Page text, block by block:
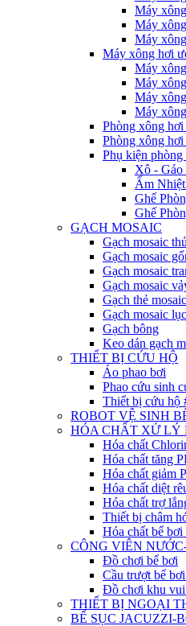
Máy
Máy
Máy
Máy xông hơi
Máy
Máy
Máy
Máy
Phòng xông
Phòng xông
Phụ kiện
Xô - Gáo
Ẩm
Ghế
Ghế
GẠCH MOSAIC
Gạch mosaic
Gạch mosaic
Gạch mosaic
Gạch mosaic
Gạch thẻ mosaic
Gạch mosaic
Gạch bông
Keo dán gạch
THIẾT BỊ CỨU HỘ
Áo phao bơi
Phao cứu sinh
Thiết bị cứu hộ
ROBOT VỆ SINH
HÓA CHẤT XỬ LÝ
Hóa chất
Hóa chất tăng
Hóa chất giảm
Hóa chất diệt
Hóa chất trợ
Thiết bị châm
Hóa chất bể bơi
CÔNG VIÊN
Đồ chơi bể bơi
Cầu trượt bể
Đồ chơi khu vui
THIẾT BỊ NGOẠI
BỂ SỤC JACUZZI-